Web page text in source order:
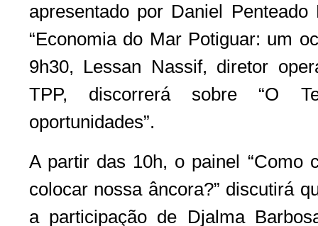
apresentado por Daniel
“Economia do Mar Potiguar: um
9h30, Lessan Nassif, diretor
TPP, discorrerá sobre “O
oportunidades”.
A partir das 10h, o painel “Como
colocar nossa âncora?” discutirá
a participação de Djalma